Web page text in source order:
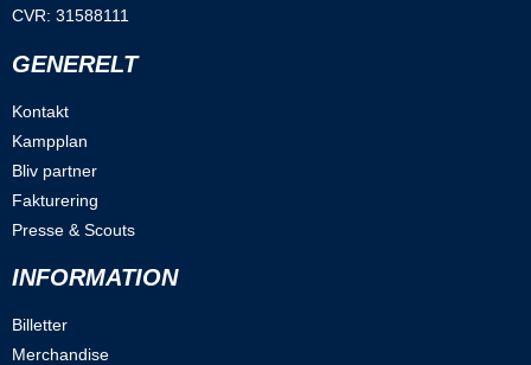
CVR: 31588111
GENERELT
Kontakt
Kampplan
Bliv partner
Fakturering
Presse & Scouts
INFORMATION
Billetter
Merchandise